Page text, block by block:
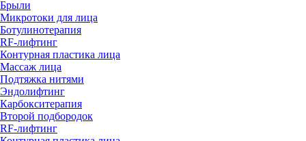
Брыли
Микротоки для лица
Ботулинотерапия
RF-лифтинг
Контурная пластика лица
Массаж лица
Подтяжка нитями
Эндолифтинг
Карбокситерапия
Второй подбородок
RF-лифтинг